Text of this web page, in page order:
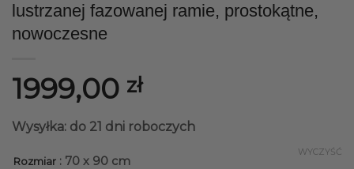
lustrzanej fazowanej ramie, prostokątne,
nowoczesne
1999,00 zł
Wysyłka: do 21 dni roboczych
Rozmiar : 70 x 90 cm
WYCZYŚĆ